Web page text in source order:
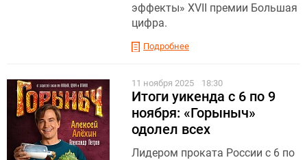
эффекты» XVII премии Большая
цифра.
Подробнее
11 ноября 2025 18:30
Итоги уикенда с 6 по 9
ноября: «Горыныч»
одолел всех
Лидером проката России с 6 по